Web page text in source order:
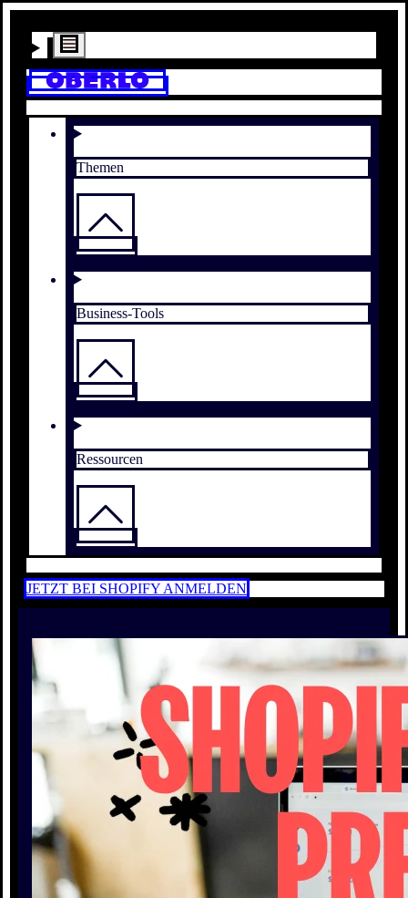
Themen
Business-Tools
Ressourcen
JETZT BEI SHOPIFY ANMELDEN